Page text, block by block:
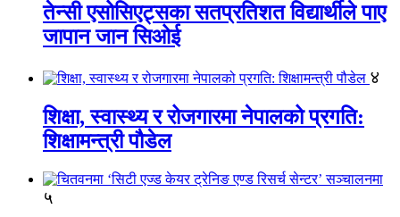
तेन्सी एसोसिएट्सका सतप्रतिशत विद्यार्थीले पाए
जापान जान सिओई
४
शिक्षा, स्वास्थ्य र रोजगारमा नेपालको प्रगति:
शिक्षामन्त्री पौडेल
५